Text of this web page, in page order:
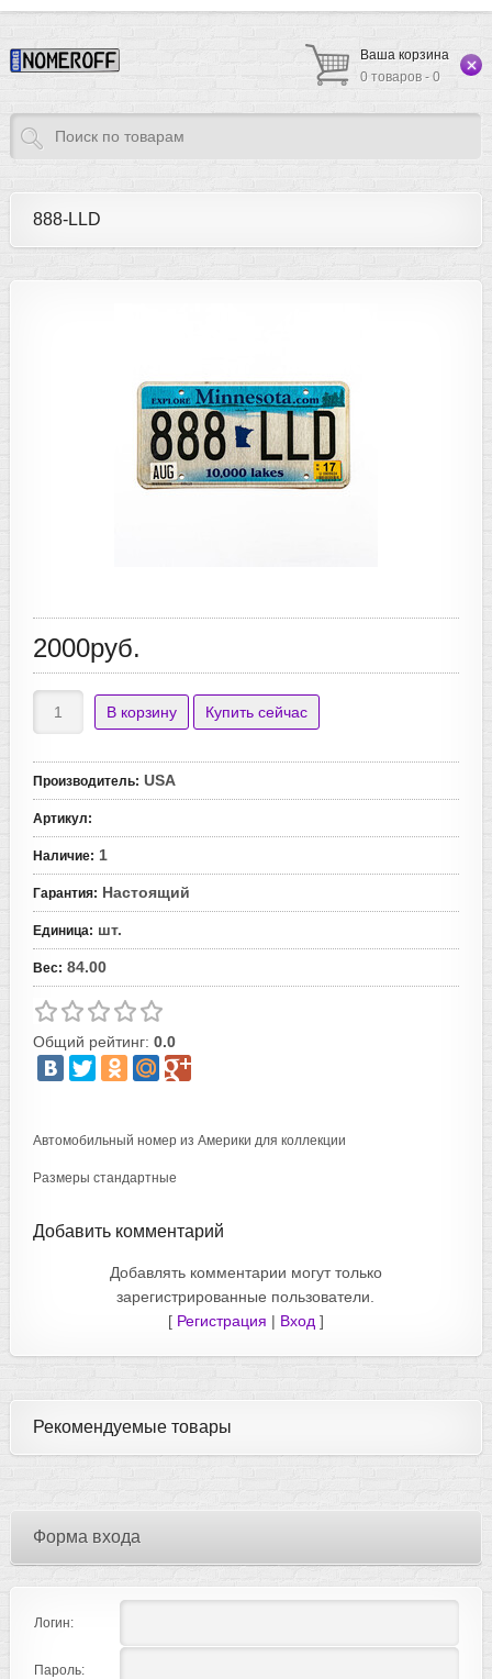
Ваша корзина
0 товаров - 0
888-LLD
2000руб.
Производитель: USA
Артикул:
Наличие: 1
Гарантия: Настоящий
Единица: шт.
Вес: 84.00
Общий рейтинг: 0.0
Автомобильный номер из Америки для коллекции
Размеры стандартные
Добавить комментарий
Добавлять комментарии могут только
зарегистрированные пользователи.
[ Регистрация | Вход ]
Рекомендуемые товары
Форма входа
Логин:
Пароль: